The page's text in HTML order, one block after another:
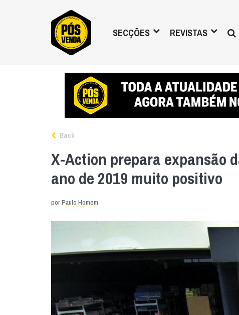
SECÇÕES REVISTAS
Back
X-Action prepara expansão
ano de 2019 muito positivo
porPaulo Homem